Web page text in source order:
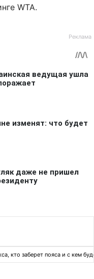
WTA.
кто заберет пояса и с кем